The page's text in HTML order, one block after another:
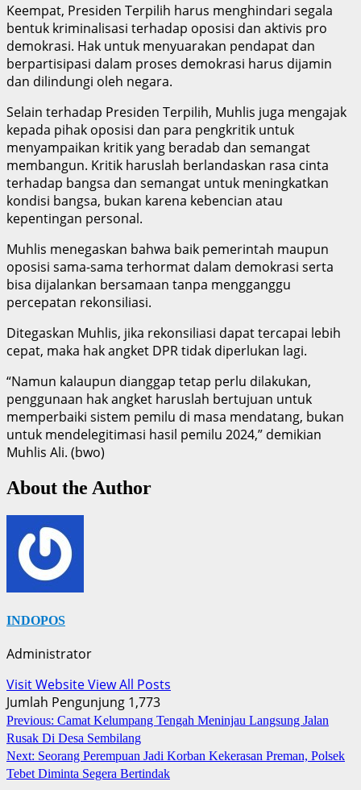
Keempat, Presiden Terpilih harus menghindari segala
bentuk kriminalisasi terhadap oposisi dan aktivis pro
demokrasi. Hak untuk menyuarakan pendapat dan
berpartisipasi dalam proses demokrasi harus dijamin
dan dilindungi oleh negara.
Selain terhadap Presiden Terpilih, Muhlis juga mengajak
kepada pihak oposisi dan para pengkritik untuk
menyampaikan kritik yang beradab dan semangat
membangun. Kritik haruslah berlandaskan rasa cinta
terhadap bangsa dan semangat untuk meningkatkan
kondisi bangsa, bukan karena kebencian atau
kepentingan personal.
Muhlis menegaskan bahwa baik pemerintah maupun
oposisi sama-sama terhormat dalam demokrasi serta
bisa dijalankan bersamaan tanpa mengganggu
percepatan rekonsiliasi.
Ditegaskan Muhlis, jika rekonsiliasi dapat tercapai lebih
cepat, maka hak angket DPR tidak diperlukan lagi.
“Namun kalaupun dianggap tetap perlu dilakukan,
penggunaan hak angket haruslah bertujuan untuk
memperbaiki sistem pemilu di masa mendatang, bukan
untuk mendelegitimasi hasil pemilu 2024,” demikian
Muhlis Ali. (bwo)
About the Author
INDOPOS
Administrator
Visit WebsiteView All Posts
Jumlah Pengunjung 1,773
Post
navigation
Previous: Camat Kelumpang Tengah Meninjau Langsung Jalan
Rusak Di Desa Sembilang
Next: Seorang Perempuan Jadi Korban Kekerasan Preman, Polsek
Tebet Diminta Segera Bertindak